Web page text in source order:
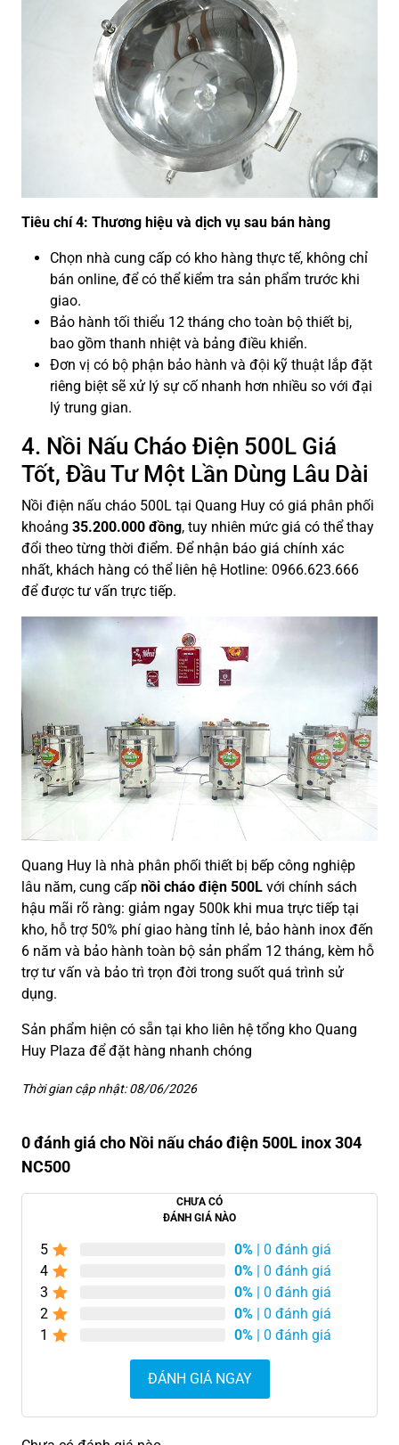
Tiêu chí 4: Thương hiệu và dịch vụ sau bán hàng
Chọn nhà cung cấp có kho hàng thực tế, không chỉ
bán online, để có thể kiểm tra sản phẩm trước khi
giao.
Bảo hành tối thiểu 12 tháng cho toàn bộ thiết bị,
bao gồm thanh nhiệt và bảng điều khiển.
Đơn vị có bộ phận bảo hành và đội kỹ thuật lắp đặt
riêng biệt sẽ xử lý sự cố nhanh hơn nhiều so với đại
lý trung gian.
4. Nồi Nấu Cháo Điện 500L Giá
Tốt, Đầu Tư Một Lần Dùng Lâu Dài
Nồi điện nấu cháo 500L tại Quang Huy có giá phân phối
khoảng 35.200.000 đồng, tuy nhiên mức giá có thể thay
đổi theo từng thời điểm. Để nhận báo giá chính xác
nhất, khách hàng có thể liên hệ Hotline: 0966.623.666
để được tư vấn trực tiếp.
Quang Huy là nhà phân phối thiết bị bếp công nghiệp
lâu năm, cung cấp nồi cháo điện 500L với chính sách
hậu mãi rõ ràng: giảm ngay 500k khi mua trực tiếp tại
kho, hỗ trợ 50% phí giao hàng tỉnh lẻ, bảo hành inox đến
6 năm và bảo hành toàn bộ sản phẩm 12 tháng, kèm hỗ
trợ tư vấn và bảo trì trọn đời trong suốt quá trình sử
dụng.
Sản phẩm hiện có sẵn tại kho liên hệ tổng kho Quang
Huy Plaza để đặt hàng nhanh chóng
Thời gian cập nhật: 08/06/2026
0 đánh giá cho Nồi nấu cháo điện 500L inox 304
NC500
CHƯA CÓ
ĐÁNH GIÁ NÀO
5 0% | 0 đánh giá
4
0% | 0 đánh giá
3
0% | 0 đánh giá
2
0% | 0 đánh giá
1
0% | 0 đánh giá
ĐÁNH GIÁ NGAY